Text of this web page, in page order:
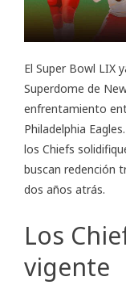
El Super Bowl LIX
Superdome de
enfrentamiento
Philadelphia
los Chiefs
buscan redención
dos años atrás.
Los
vigente